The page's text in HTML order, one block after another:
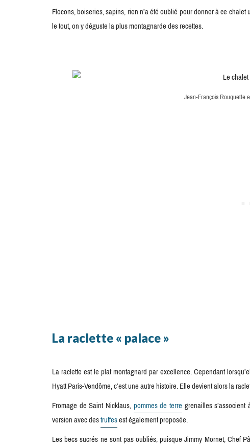
Flocons, boiseries, sapins, rien n’a été oublié pour donner à ce
le tout, on y déguste la plus montagnarde des recettes.
Jean-François Rouquette
La raclette « palace »
La raclette est le plat montagnard par excellence. Cependant
Hyatt Paris-Vendôme, c’est une autre histoire. Elle devient alors la
Fromage de Saint Nicklaus,pommes de terre grenailles
version avec destruffesest également proposée.
Les becs sucrés ne sont pas oubliés, puisque Jimmy Mornet, Chef